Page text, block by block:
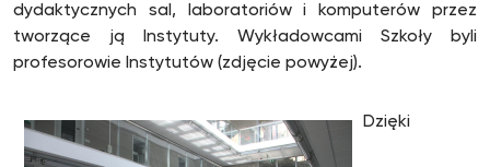
dydaktycznych sal, laboratoriów i komputerów przez
tworzące ją Instytuty. Wykładowcami Szkoły byli
profesorowie Instytutów (zdjęcie powyżej).
Dzięki